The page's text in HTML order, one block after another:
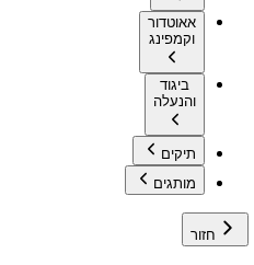
אאוטדור
וקמפינג
ביגוד
והנעלה
תיקים
מותגים
חזור